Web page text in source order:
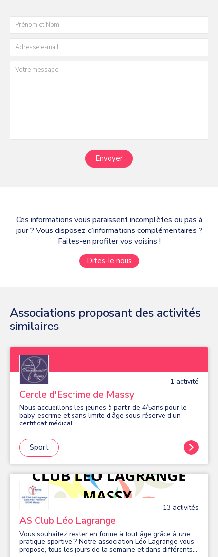
Envoyer
Ces informations vous paraissent incomplètes ou pas à
jour ? Vous disposez d’informations complémentaires ?
Faites-en profiter vos voisins !
Dites-le nous
Associations proposant des activités
similaires
1 activité
Cercle d'Escrime de Massy
Nous accueillons les jeunes à partir de 4/5ans pour le
baby-escrime et sans limite d’âge sous réserve d’un
certificat médical.
Sport
13 activités
AS Club Léo Lagrange
Vous souhaitez rester en forme à tout âge grâce à une
pratique sportive ? Notre association Léo Lagrange vous
propose, tous les jours de la semaine et dans différents